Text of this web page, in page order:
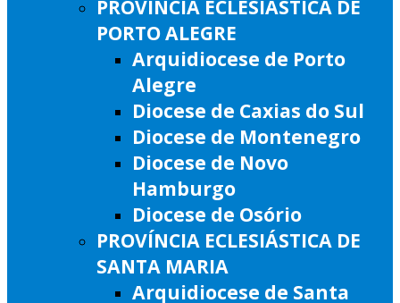
PROVÍNCIA ECLESIÁSTICA DE
PORTO ALEGRE
Arquidiocese de Porto
Alegre
Diocese de Caxias do Sul
Diocese de Montenegro
Diocese de Novo
Hamburgo
Diocese de Osório
PROVÍNCIA ECLESIÁSTICA DE
SANTA MARIA
Arquidiocese de Santa